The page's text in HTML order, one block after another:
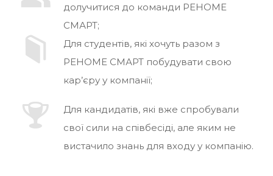
долучитися до команди РЕНОМЕ
СМАРТ;
Для студентів, які хочуть разом з
РЕНОМЕ СМАРТ побудувати свою
кар’єру у компанії;
Для кандидатів, які вже спробували
свої сили на співбесіді, але яким не
вистачило знань для входу у компанію.